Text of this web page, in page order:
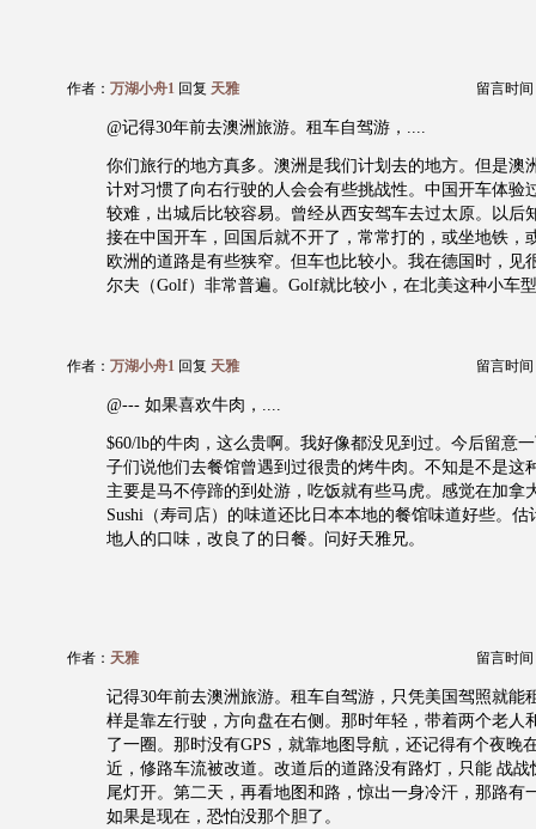
作者： 万湖小舟1 回复 天雅 留言时间
@记得30年前去澳洲旅游。租车自驾游，....
你们旅行的地方真多。澳洲是我们计划去的地方。但是澳
计对习惯了向右行驶的人会会有些挑战性。中国开车体验
较难，出城后比较容易。曾经从西安驾车去过太原。以后
接在中国开车，回国后就不开了，常常打的，或坐地铁，
欧洲的道路是有些狭窄。但车也比较小。我在德国时，见
尔夫（Golf）非常普遍。Golf就比较小，在北美这种小车
作者： 万湖小舟1 回复 天雅 留言时间
@--- 如果喜欢牛肉，....
$60/lb的牛肉，这么贵啊。我好像都没见到过。今后留意
子们说他们去餐馆曾遇到过很贵的烤牛肉。不知是不是这
主要是马不停蹄的到处游，吃饭就有些马虎。感觉在加拿
Sushi（寿司店）的味道还比日本本地的餐馆味道好些。估
地人的口味，改良了的日餐。问好天雅兄。
作者： 天雅 留言时间
记得30年前去澳洲旅游。租车自驾游，只凭美国驾照就能
样是靠左行驶，方向盘在右侧。那时年轻，带着两个老人
了一圈。那时没有GPS，就靠地图导航，还记得有个夜晚
近，修路车流被改道。改道后的道路没有路灯，只能 战战
尾灯开。第二天，再看地图和路，惊出一身冷汗，那路有
如果是现在，恐怕没那个胆了。